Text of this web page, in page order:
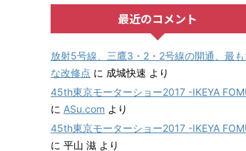
最近のコメント
放射5号線、三鷹3・2・2号線の開通、最も
な改修点 に 成城快速 より
45th東京モーターショー2017 -IKEYA
に ASu.com より
45th東京モーターショー2017 -IKEYA
に 平山 滋 より